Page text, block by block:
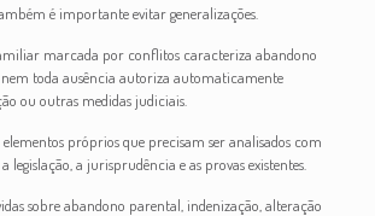
é importante evitar generalizações.
marcada por conflitos caracteriza abandono
toda ausência autoriza automaticamente
ou outras medidas judiciais.
próprios que precisam ser analisados com
legislação, a jurisprudência e as provas existentes.
sobre abandono parental, indenização, alteração